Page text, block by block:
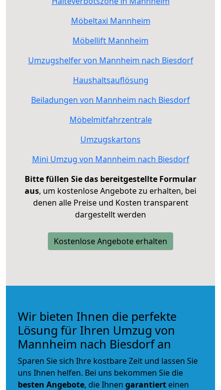
Möbeltaxi Mannheim
Möbellift Mannheim
Umzugshelfer von Mannheim nach Biesdorf
Haushaltsauflösung
Beiladungen von Mannheim nach Biesdorf
Möbelmitfahrzentrale
Umzugskartons
Mini Umzug von Mannheim nach Biesdorf
Bitte füllen Sie das bereitgestellte Formular
aus, um kostenlose Angebote zu erhalten, bei
denen alle Preise und Kosten transparent
dargestellt werden
Kostenlose Angebote erhalten
Wir bieten Ihnen die perfekte
Lösung für Ihren Umzug von
Mannheim nach Biesdorf an
Sparen Sie sich Ihre kostbare Zeit und lassen Sie
uns Ihnen helfen. Bei uns bekommen Sie die
besten Angebote, die Ihnen garantiert einen